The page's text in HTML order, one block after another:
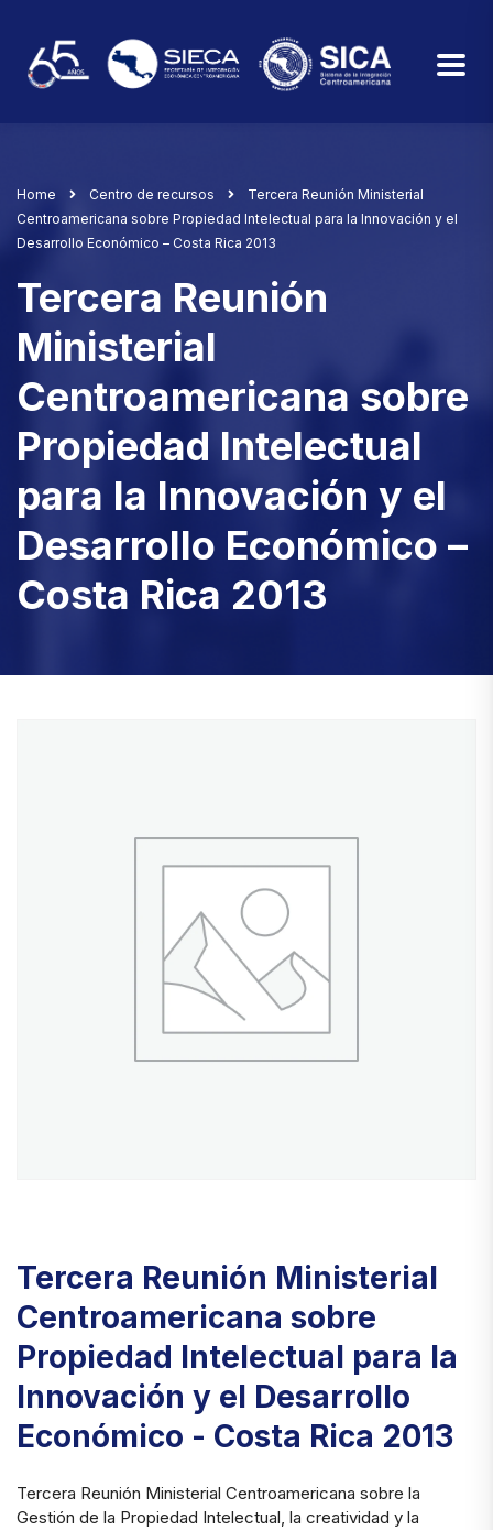
Home Centro de recursos
Tercera Reunión Ministerial
Centroamericana sobre Propiedad Intelectual para la Innovación y el
Desarrollo Económico – Costa Rica 2013
Tercera Reunión
Ministerial
Centroamericana sobre
Propiedad Intelectual
para la Innovación y el
Desarrollo Económico –
Costa Rica 2013
Tercera Reunión Ministerial
Centroamericana sobre
Propiedad Intelectual para la
Innovación y el Desarrollo
Económico - Costa Rica 2013
Tercera Reunión Ministerial Centroamericana sobre la
Gestión de la Propiedad Intelectual, la creatividad y la